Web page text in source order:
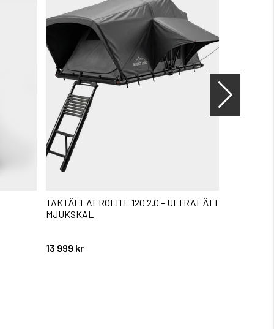
TAKTÄLT AEROLITE 120 2.0 – ULTRALÄTT
MJUKSKAL
13 999 kr